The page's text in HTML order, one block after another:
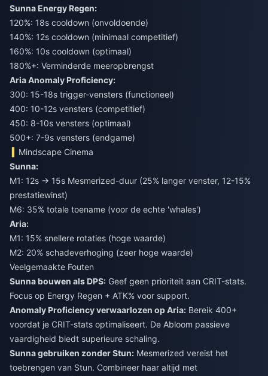
Sunna Energy Regen:
120%: 18s cooldown (onvoldoende)
140%: 12s cooldown (minimaal competitief)
160%: 10s cooldown (optimaal)
180%+: Verminderde meeropbrengst
Aria Anomaly Proficiency:
300: 15-18s trigger-vensters (functioneel)
400: 10-12s vensters (competitief)
450: 8-10s vensters (optimaal)
500+: 7-9s vensters (endgame)
Mindscape Cinema
Sunna:
M1: 12s → 15s Mesmerized-duur (25% langer venster, 12-15%
prestatiewinst)
M6: 35% totale toename (voor de echte 'whales')
Aria:
M1: 15% snellere rotaties (hoge waarde)
M2: 20% schadeverhoging (zeer hoge waarde)
Veelgemaakte Fouten
Sunna bouwen als DPS: Geef geen prioriteit aan CRIT-stats.
Focus op Energy Regen + ATK% voor support.
Anomaly Proficiency verwaarlozen op Aria: Bereik 400+
voordat je CRIT-stats optimaliseert. De Abloom passieve
vaardigheid biedt superieure schaling.
Sunna gebruiken zonder Stun: Mesmerized vereist het
toebrengen van Stun. Combineer haar altijd met